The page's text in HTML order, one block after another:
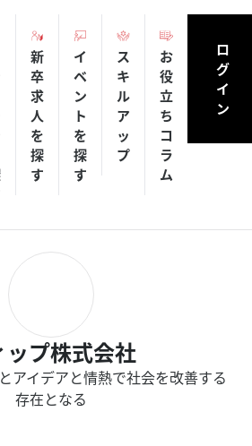
新
卒
求
人
を
探
す
イ
ベ
ン
ト
を
探
す
ス
キ
ル
ア
ッ
プ
お
役
立
ち
コ
ラ
ム
ロ
グ
イ
ン
ップ株式会社
アイデアと情熱で社会を改善する
存在となる